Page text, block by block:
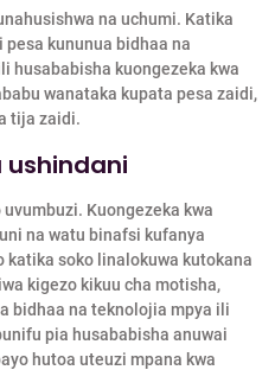
na uchumi. Katika
kununua bidhaa na
husababisha kuongezeka kwa
wanataka kupata pesa zaidi,
tija zaidi.
ushindani
Kuongezeka kwa
na watu binafsi kufanya
katika soko linalokuwa kutokana
kigezo kikuu cha motisha,
bidhaa na teknolojia mpya ili
pia husababisha anuwai
hutoa uteuzi mpana kwa